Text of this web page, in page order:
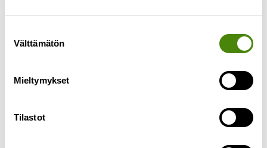
valinta
Välttämätön
Mieltymykset
Tilastot
jätekuljetusten reitit muuttuvat
Lue lisää »